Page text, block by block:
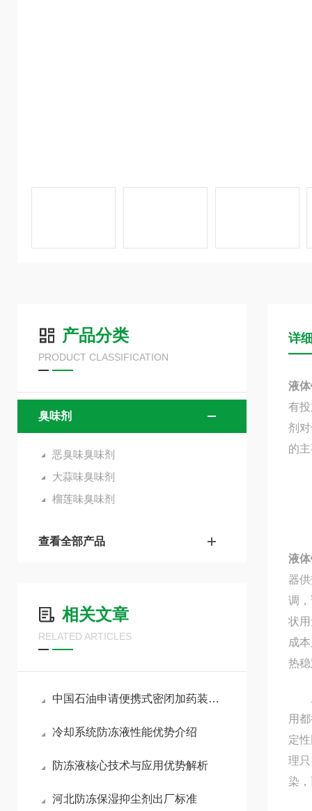
产品分类
PRODUCT CLASSIFICATION
臭味剂
恶臭味臭味剂
大蒜味臭味剂
榴莲味臭味剂
查看全部产品
相关文章
RELATED ARTICLES
中国石油申请便携式密闭加药装置及方法，确保臭味剂无法向外扩散
冷却系统防冻液性能优势介绍
防冻液核心技术与应用优势解析
河北防冻保湿抑尘剂出厂标准
详
液
有
剂
的
液
器
调
状
成
热
用
定
理
染